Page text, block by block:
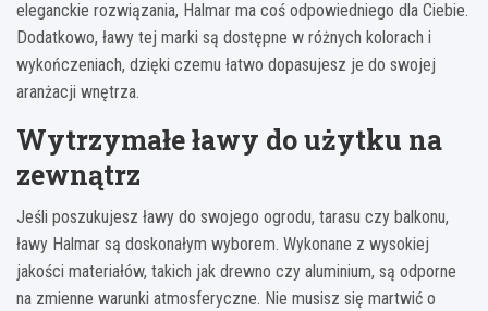
eleganckie rozwiązania, Halmar ma coś odpowiedniego dla Ciebie.
Dodatkowo, ławy tej marki są dostępne w różnych kolorach i
wykończeniach, dzięki czemu łatwo dopasujesz je do swojej
aranżacji wnętrza.
Wytrzymałe ławy do użytku na
zewnątrz
Jeśli poszukujesz ławy do swojego ogrodu, tarasu czy balkonu,
ławy Halmar są doskonałym wyborem. Wykonane z wysokiej
jakości materiałów, takich jak drewno czy aluminium, są odporne
na zmienne warunki atmosferyczne. Nie musisz się martwić o